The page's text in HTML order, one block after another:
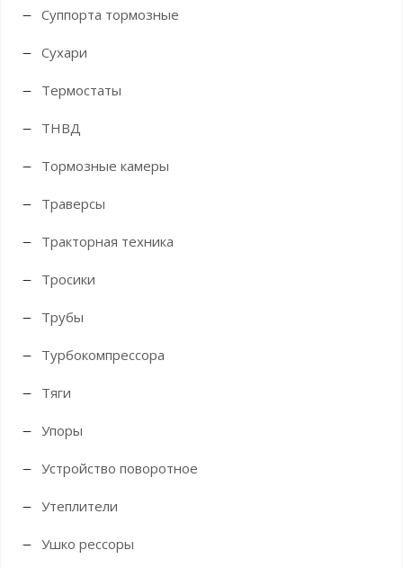
Суппорта тормозные
Сухари
Термостаты
ТНВД
Тормозные камеры
Траверсы
Тракторная техника
Тросики
Трубы
Турбокомпрессора
Тяги
Упоры
Устройство поворотное
Утеплители
Ушко рессоры